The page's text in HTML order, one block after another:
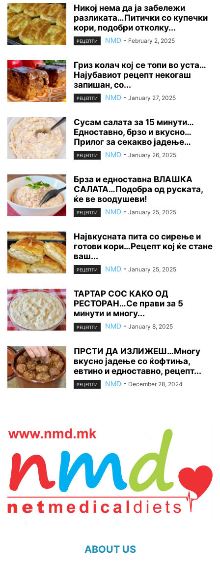
Никој нема да ја забележи
разликата…Питички со купечки
кори, подобри отколку...
РЕЦЕПТИ NMD - February 2, 2025
Гриз колач кој се топи во уста…
Најубавиот рецепт некогаш
запишан, со...
РЕЦЕПТИ NMD - January 27, 2025
Сусам салата за 15 минути…
Едноставно, брзо и вкусно…
Прилог за секакво јадење…
РЕЦЕПТИ NMD - January 26, 2025
Брза и едноставна ВЛАШКА
САЛАТА…Подобра од руската,
ќе ве воодушеви!
РЕЦЕПТИ NMD - January 25, 2025
Највкусната пита со сирење и
готови кори…Рецепт кој ќе стане
ваш...
РЕЦЕПТИ NMD - January 25, 2025
ТАРТАР СОС КАКО ОД
РЕСТОРАН…Се прави за 5
минути и многу...
РЕЦЕПТИ NMD - January 8, 2025
ПРСТИ ДА ИЗЛИЖЕШ…Многу
вкусно јадење со ќофтиња,
евтино и едноставно, рецепт...
РЕЦЕПТИ NMD - December 28, 2024
ABOUT US